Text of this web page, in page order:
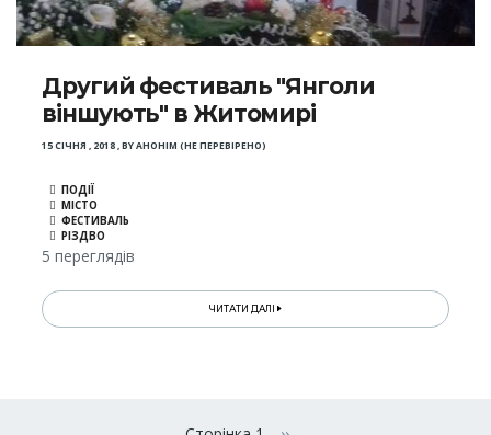
Другий фестиваль "Янголи
віншують" в Житомирі
15 СІЧНЯ , 2018,BYАНОНІМ (НЕ ПЕРЕВІРЕНО)
ПОДІЇ
МІСТО
ФЕСТИВАЛЬ
РІЗДВО
5 переглядів
ЧИТАТИ ДАЛІ